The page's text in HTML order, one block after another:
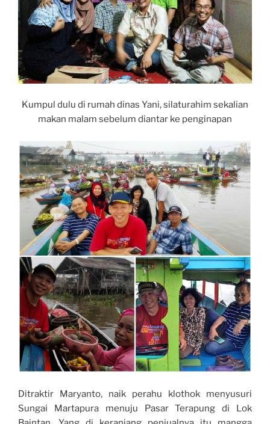
Kumpul dulu di rumah dinas Yani, silaturahim sekalian
makan malam sebelum diantar ke penginapan
Ditraktir Maryanto, naik perahu klothok menyusuri
Sungai Martapura menuju Pasar Terapung di Lok